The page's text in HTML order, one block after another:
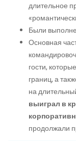
длительное
Были
Основная
гости,
границ, а
на
выиграл в
продолжали